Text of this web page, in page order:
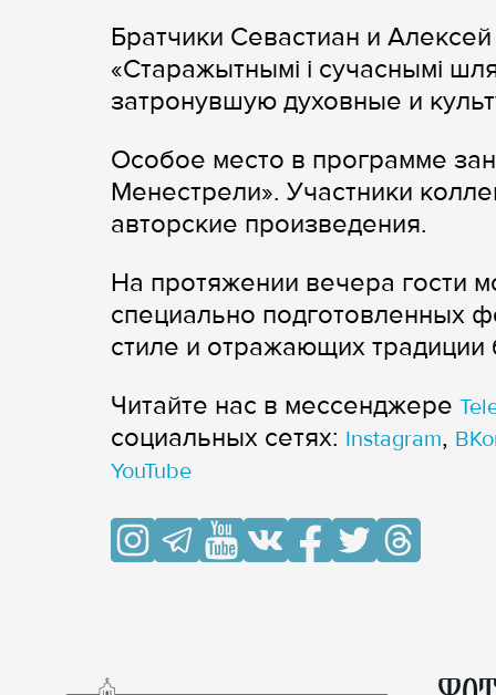
Братчики Севастиан и
«Старажытнымі і сучаснымі
затронувшую духовные и
Особое место в программе
Менестрели». Участники
авторские произведения.
На протяжении вечера гости
специально подготовленных
стиле и отражающих традиции
Читайте нас в мессенджере
cоциальных сетях: Instagram,
YouTube